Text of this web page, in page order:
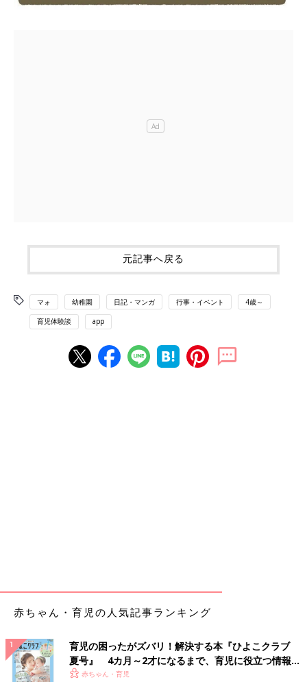
元記事へ戻る
マォ 幼稚園 日記・マンガ 行事・イベント 4歳～
育児体験談 app
赤ちゃん・育児の人気記事ランキング
育児の困ったがズバリ！解決する本『ひよこクラブ
夏号』 4カ月～2才になるまで、育児に役立つ情報が
いっぱい！
赤ちゃん・育児